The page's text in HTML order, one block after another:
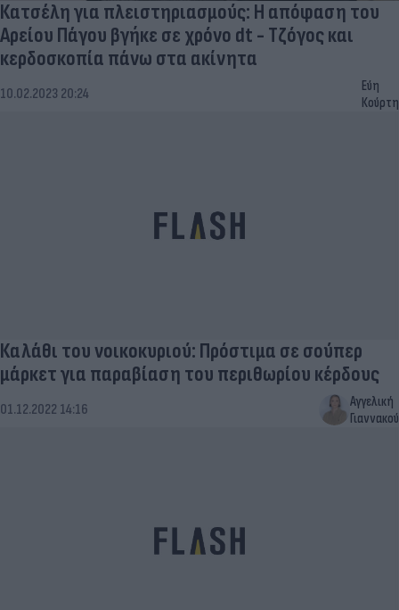
Κατσέλη για πλειστηριασμούς: Η απόφαση του
Αρείου Πάγου βγήκε σε χρόνο dt - Τζόγος και
κερδοσκοπία πάνω στα ακίνητα
10.02.2023 20:24
Εύη
Κούρτη
Καλάθι του νοικοκυριού: Πρόστιμα σε σούπερ
μάρκετ για παραβίαση του περιθωρίου κέρδους
01.12.2022 14:16
Αγγελική
Γιαννακού